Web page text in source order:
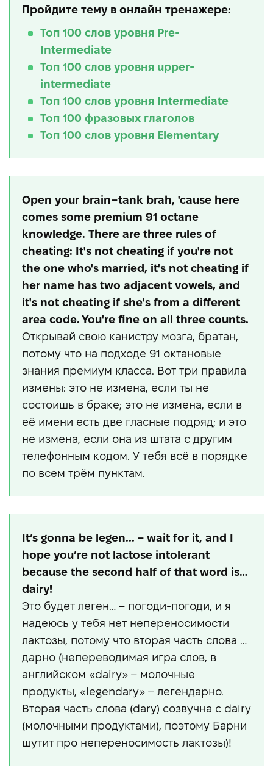
Пройдите тему в онлайн тренажере:
Топ 100 слов уровня Pre-
Intermediate
Топ 100 слов уровня upper-
intermediate
Топ 100 слов уровня Intermediate
Топ 100 фразовых глаголов
Топ 100 слов уровня Elementary
Open your brain–tank brah, 'cause here
comes some premium 91 octane
knowledge. There are three rules of
cheating: It's not cheating if you're not
the one who's married, it's not cheating if
her name has two adjacent vowels, and
it's not cheating if she's from a different
area code. You're fine on all three counts.
Открывай свою канистру мозга, братан,
потому что на подходе 91 октановые
знания премиум класса. Вот три правила
измены: это не измена, если ты не
состоишь в браке; это не измена, если в
её имени есть две гласные подряд; и это
не измена, если она из штата с другим
телефонным кодом. У тебя всё в порядке
по всем трём пунктам.
It’s gonna be legen... – wait for it, and I
hope you’re not lactose intolerant
because the second half of that word is…
dairy!
Это будет леген… – погоди-погоди, и я
надеюсь у тебя нет непереносимости
лактозы, потому что вторая часть слова …
дарно (непереводимая игра слов, в
английском «dairy» – молочные
продукты, «legendary» – легендарно.
Вторая часть слова (dary) созвучна с dairy
(молочными продуктами), поэтому Барни
шутит про непереносимость лактозы)!